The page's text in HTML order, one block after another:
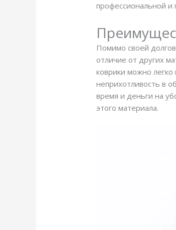
профессиональной и
Помимо своей
отличие от других
коврики можно
неприхотливость в
время и деньги на
этого материала.